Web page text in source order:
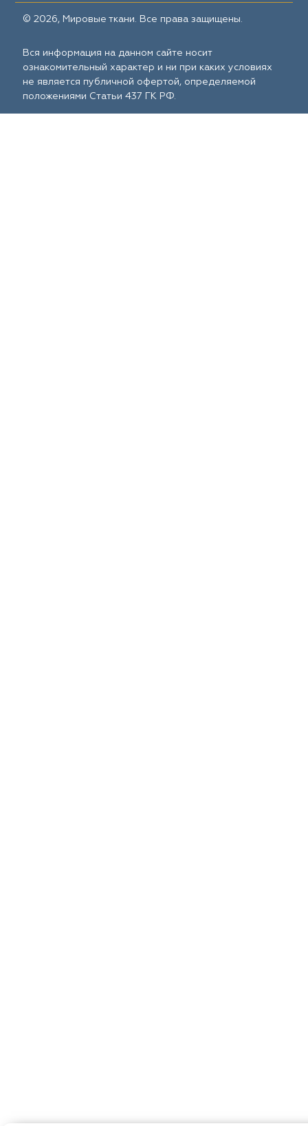
© 2026, Мировые ткани. Все права защищены.
Вся информация на данном сайте носит
ознакомительный характер и ни при каких условиях
не является публичной офертой, определяемой
положениями Статьи 437 ГК РФ.